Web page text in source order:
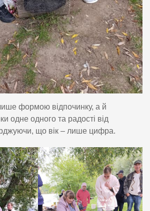
лише формою відпочинку, а й
одне одного та радості від
що вік – лише цифра.